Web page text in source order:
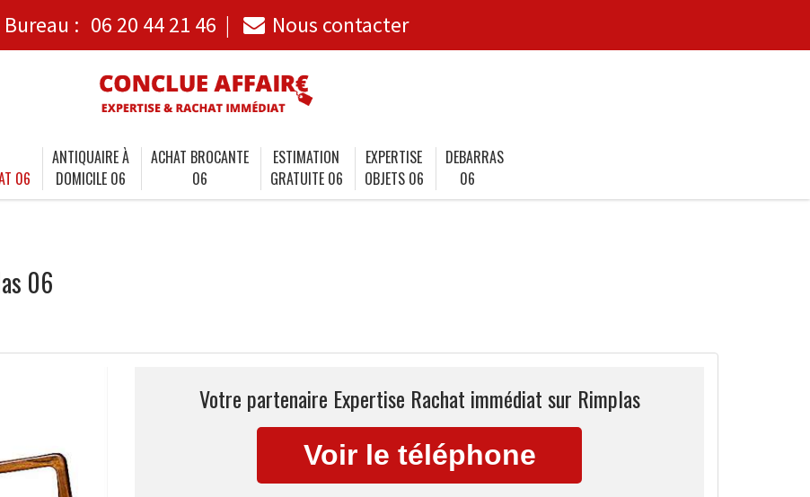
Bureau : 06 20 44 21 46 Nous contacter
06
ANTIQUAIRE À
DOMICILE 06
ACHAT BROCANTE
06
ESTIMATION
GRATUITE 06
EXPERTISE
OBJETS 06
DEBARRAS
06
06
Votre partenaire Expertise Rachat immédiat sur Rimplas